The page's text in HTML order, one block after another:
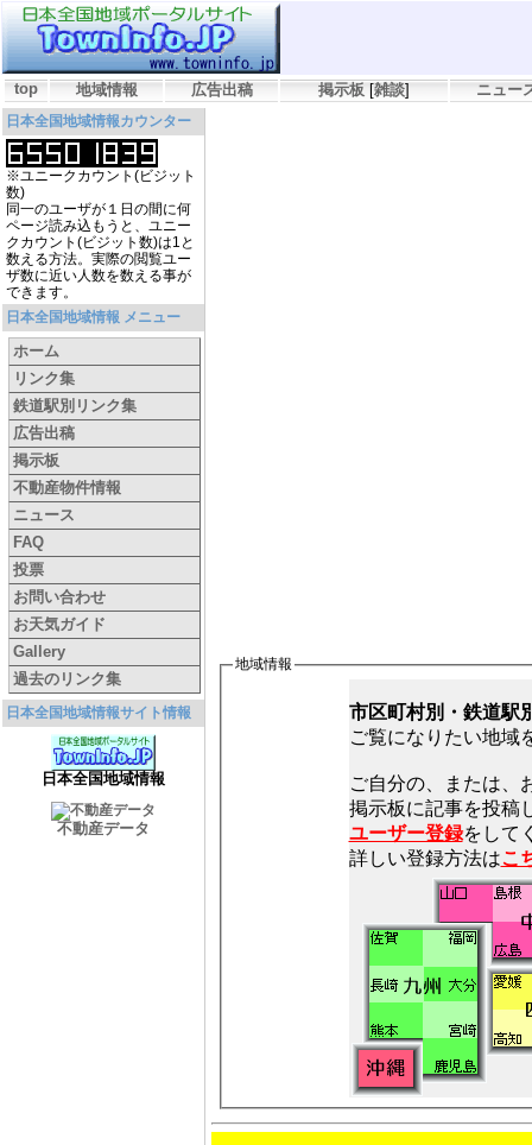
top 地域情報 広告出稿 掲示板 [雑談] ニュー
日本全国地域情報カウンター
※ユニークカウント(ビジット
数)
同一のユーザが１日の間に何
ページ読み込もうと、ユニー
クカウント(ビジット数)は1と
数える方法。実際の閲覧ユー
ザ数に近い人数を数える事が
できます。
日本全国地域情報 メニュー
ホーム
リンク集
鉄道駅別リンク集
広告出稿
掲示板
不動産物件情報
ニュース
FAQ
投票
お問い合わせ
お天気ガイド
Gallery
過去のリンク集
日本全国地域情報サイト情報
日本全国地域情報
不動産データ
地域情報
市区町村別・鉄道駅
ご覧になりたい地域
ご自分の、または、
ユーザー登録をして
詳しい登録方法はこ